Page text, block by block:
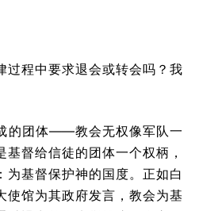
过程中要求退会或转会吗？我
的团体——教会无权像军队一
督给信徒的团体一个权柄，
为基督保护神的国度。正如白
使馆为其政府发言，教会为基